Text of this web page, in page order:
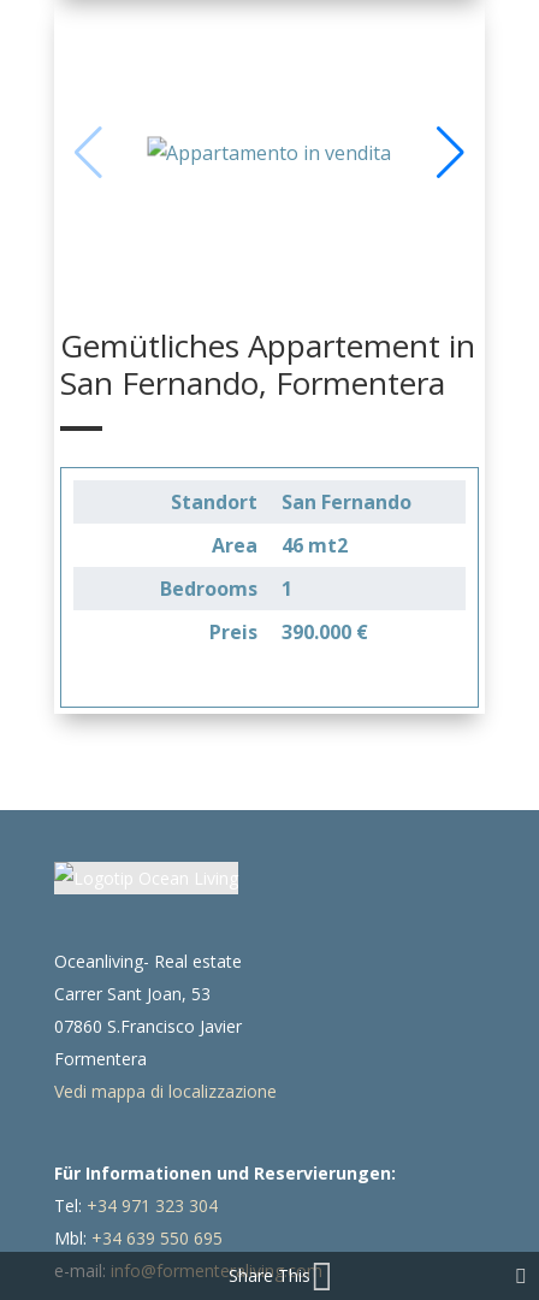
Gemütliches Appartement in
San Fernando, Formentera
Standort
San Fernando
Area
46 mt2
Bedrooms
1
Preis
390.000 €
Oceanliving- Real estate
Carrer Sant Joan, 53
07860 S.Francisco Javier
Formentera
Vedi mappa di localizzazione
Für Informationen und Reservierungen:
Tel: +34 971 323 304
Mbl: +34 639 550 695
e-mail: info@formenteraliving.com
Share This